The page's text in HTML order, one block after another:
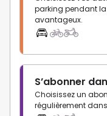
parking pendant
avantageux.
S’abonner
Choisissez un
régulièrement